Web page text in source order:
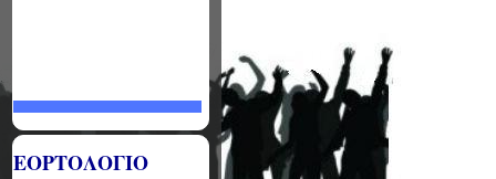
ΕΟΡΤΟΛΟΓΙΟ